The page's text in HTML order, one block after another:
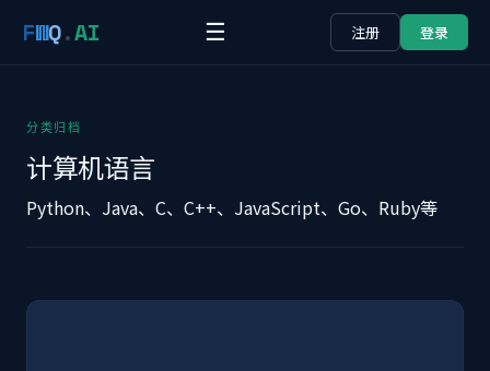
FWQ.AI ☰ 注册 登录
分类归档
计算机语言
Python、Java、C、C++、JavaScript、Go、Ruby等